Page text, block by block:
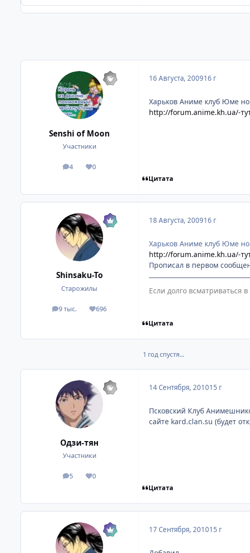
Senshi of Moon
Участники
4
посты 0
Репутация
16 Августа, 200916 г
Харьков Аниме клуб Юме
http://forum.anime.kh.ua/-
Цитата
Shinsaku-To
Старожилы
9 тыс.
посты 696
Репутация
18 Августа, 200916 г
Харьков Аниме клуб Юме
http://forum.anime.kh.ua/-
Прописал в первом
Если долго всматриваться
Цитата
1 год спустя...
Одзи-тян
Участники
5
посты 0
Репутация
14 Сентября, 201015 г
Псковский Клуб
сайте kard.clan.su (будет
Цитата
17 Сентября, 201015 г